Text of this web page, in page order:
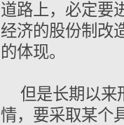
道路上，必定要
经济的股份制改
的体现。
但是长期以来
情，要采取某个